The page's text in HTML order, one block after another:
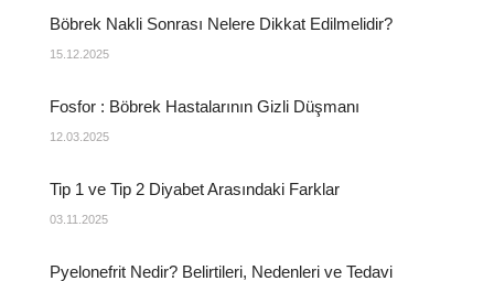
Böbrek Nakli Sonrası Nelere Dikkat Edilmelidir?
15.12.2025
Fosfor : Böbrek Hastalarının Gizli Düşmanı
12.03.2025
Tip 1 ve Tip 2 Diyabet Arasındaki Farklar
03.11.2025
Pyelonefrit Nedir? Belirtileri, Nedenleri ve Tedavi